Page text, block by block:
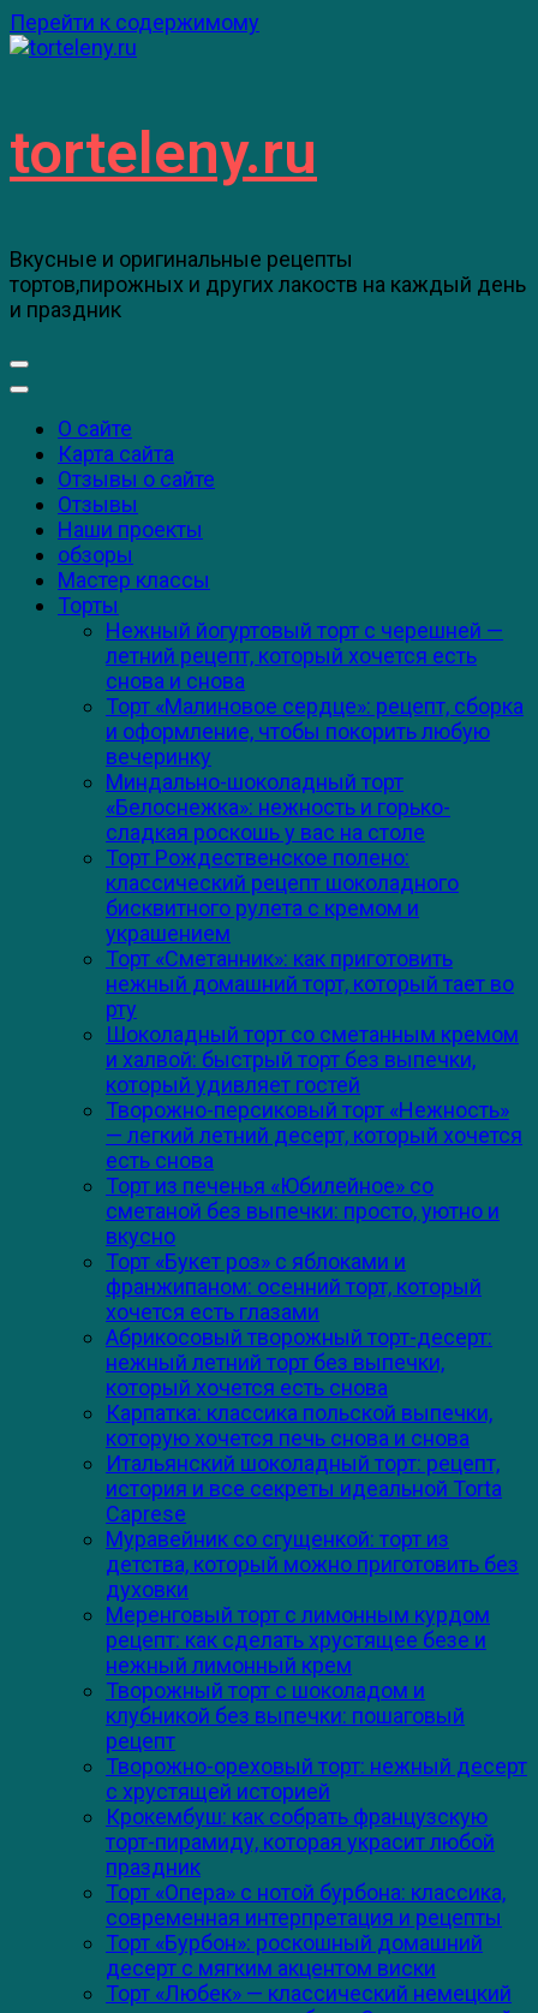
Перейти к содержимому
torteleny.ru
Вкусные и оригинальные рецепты
тортов,пирожных и других лакоств на каждый день
и праздник
О сайте
Карта сайта
Отзывы о сайте
Отзывы
Наши проекты
обзоры
Мастер классы
Торты
Нежный йогуртовый торт с черешней —
летний рецепт, который хочется есть
снова и снова
Торт «Малиновое сердце»: рецепт, сборка
и оформление, чтобы покорить любую
вечеринку
Миндально-шоколадный торт
«Белоснежка»: нежность и горько-
сладкая роскошь у вас на столе
Торт Рождественское полено:
классический рецепт шоколадного
бисквитного рулета с кремом и
украшением
Торт «Сметанник»: как приготовить
нежный домашний торт, который тает во
рту
Шоколадный торт со сметанным кремом
и халвой: быстрый торт без выпечки,
который удивляет гостей
Творожно-персиковый торт «Нежность»
— легкий летний десерт, который хочется
есть снова
Торт из печенья «Юбилейное» со
сметаной без выпечки: просто, уютно и
вкусно
Торт «Букет роз» с яблоками и
франжипаном: осенний торт, который
хочется есть глазами
Абрикосовый творожный торт-десерт:
нежный летний торт без выпечки,
который хочется есть снова
Карпатка: классика польской выпечки,
которую хочется печь снова и снова
Итальянский шоколадный торт: рецепт,
история и все секреты идеальной Torta
Caprese
Муравейник со сгущенкой: торт из
детства, который можно приготовить без
духовки
Меренговый торт с лимонным курдом
рецепт: как сделать хрустящее безе и
нежный лимонный крем
Творожный торт с шоколадом и
клубникой без выпечки: пошаговый
рецепт
Творожно-ореховый торт: нежный десерт
с хрустящей историей
Крокембуш: как собрать французскую
торт-пирамиду, которая украсит любой
праздник
Торт «Опера» с нотой бурбона: классика,
современная интерпретация и рецепты
Торт «Бурбон»: роскошный домашний
десерт с мягким акцентом виски
Торт «Любек» — классический немецкий